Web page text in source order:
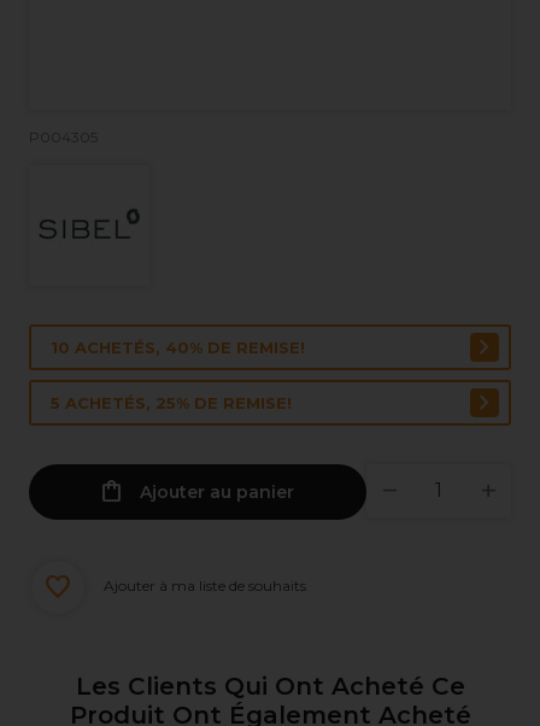
P004305
10 ACHETÉS, 40% DE REMISE!
5 ACHETÉS, 25% DE REMISE!
Ajouter au panier
Ajouter à ma liste de souhaits
Les Clients Qui Ont Acheté Ce
Produit Ont Également Acheté